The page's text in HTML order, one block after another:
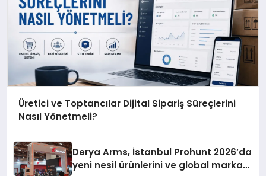
Üretici ve Toptancılar Dijital Sipariş Süreçlerini
Nasıl Yönetmeli?
Derya Arms, İstanbul Prohunt 2026’da
yeni nesil ürünlerini ve global marka